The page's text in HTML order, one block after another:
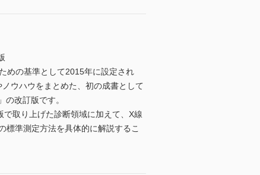
めの基準として2015年に設定され
ウハウをまとめた、初の成書として
改訂版です。
取り上げた診断領域に加えて、X線
標準測定方法を具体的に解説するこ